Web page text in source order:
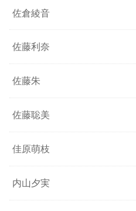
佐倉綾音
佐藤利奈
佐藤朱
佐藤聡美
佳原萌枝
内山夕実